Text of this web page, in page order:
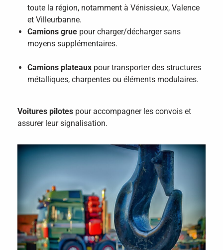
toute la région, notamment à Vénissieux, Valence
et Villeurbanne.
Camions grue pour charger/décharger sans
moyens supplémentaires.
Camions plateaux pour transporter des structures
métalliques, charpentes ou éléments modulaires.
Voitures pilotes pour accompagner les convois et
assurer leur signalisation.